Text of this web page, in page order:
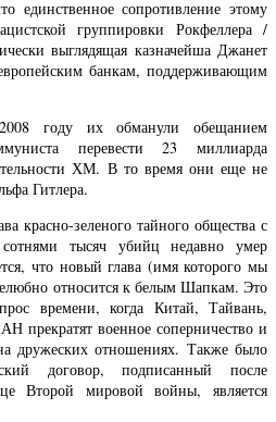
единственное сопротивление этому
группировки Рокфеллера /
выглядящая казначейша Джанет
банкам, поддерживающим
году их обманули обещанием
перевести 23 миллиарда
ХМ. В то время они еще не
Гитлера.
красно-зеленого тайного общества с
тысяч убийц недавно умер
что новый глава (имя которого мы
относится к белым Шапкам. Это
времени, когда Китай, Тайвань,
прекратят военное соперничество и
на дружеских отношениях. Также было
договор, подписанный после
Второй мировой войны, является